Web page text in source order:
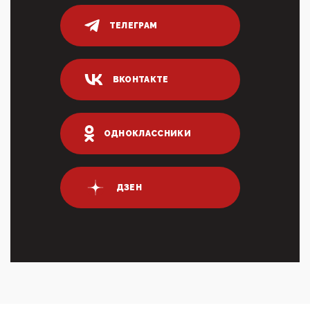
переводах по ...
03:35, 10 Апреля 2026
Суммарное вознаграждение менеджменту в 15
крупных банках по итогам 2025 года превысило 63
млрд руб. ...
03:01, 10 Апреля 2026
что союзники просили Киев не наносить удары по
энергети...
01:54, 10 Апреля 2026
ПрезидентПутинвчера вечером обьявил
Пасхальное перемирие с 16 часов субботы до конца
дня Воскресен...
01:09, 10 Апреля 2026
ТЕЛЕГРАМ
ВКОНТАКТЕ
ОДНОКЛАССНИКИ
ДЗЕН